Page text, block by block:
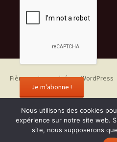
Fièrement propulsé par WordPress
Nous utilisons des cookies
expérience sur notre site web.
site, nous supposerons